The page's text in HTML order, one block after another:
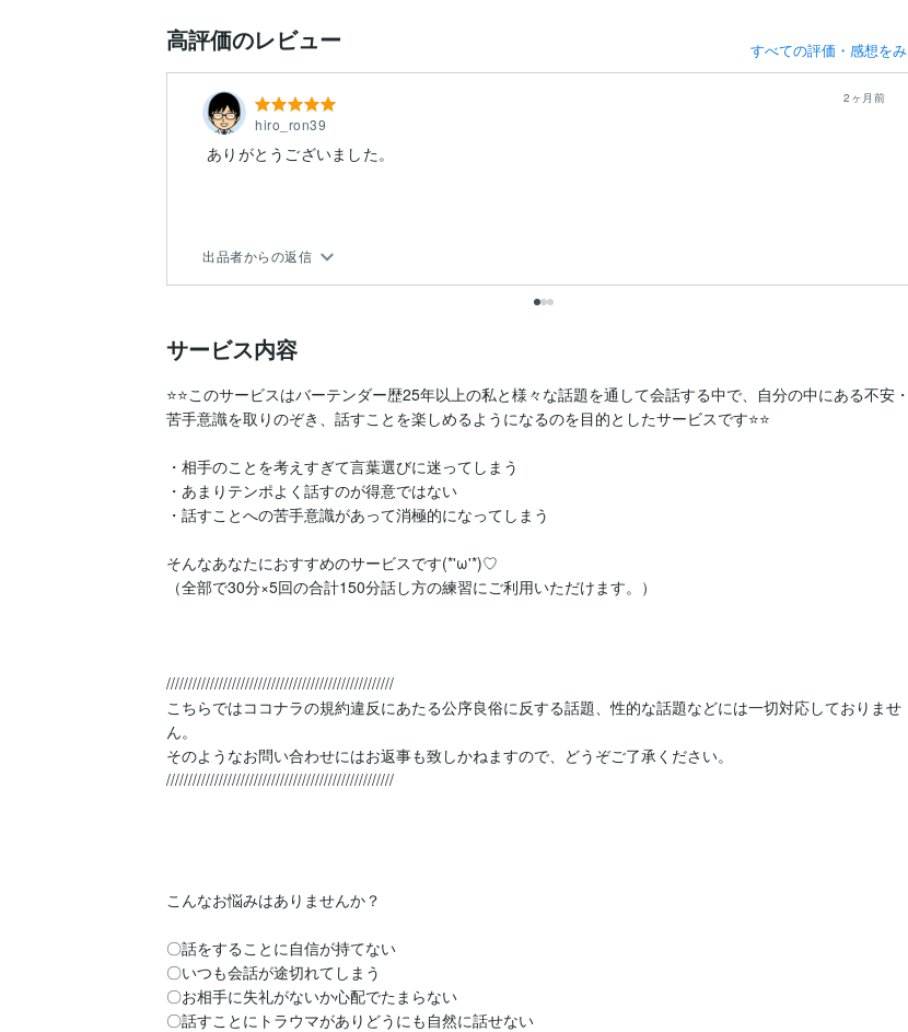
高評価のレビュー すべての評価・感想を
hiro_ron39
2ヶ月前
ありがとうございました。
出品者からの返信
サービス内容
⭐⭐このサービスはバーテンダー歴25年以上の私と様々な話題を通して会話する中で、自分の中にある不安・
苦手意識を取りのぞき、話すことを楽しめるようになるのを目的としたサービスです⭐⭐
・相手のことを考えすぎて言葉選びに迷ってしまう
・あまりテンポよく話すのが得意ではない
・話すことへの苦手意識があって消極的になってしまう
そんなあなたにおすすめのサービスです(*'ω'*)♡
（全部で30分×5回の合計150分話し方の練習にご利用いただけます。）
////////////////////////////////////////////////////
こちらではココナラの規約違反にあたる公序良俗に反する話題、性的な話題などには一切対応しておりませ
ん。
そのようなお問い合わせにはお返事も致しかねますので、どうぞご了承ください。
////////////////////////////////////////////////////
こんなお悩みはありませんか？
〇話をすることに自信が持てない
〇いつも会話が途切れてしまう
〇お相手に失礼がないか心配でたまらない
〇話すことにトラウマがありどうにも自然に話せない